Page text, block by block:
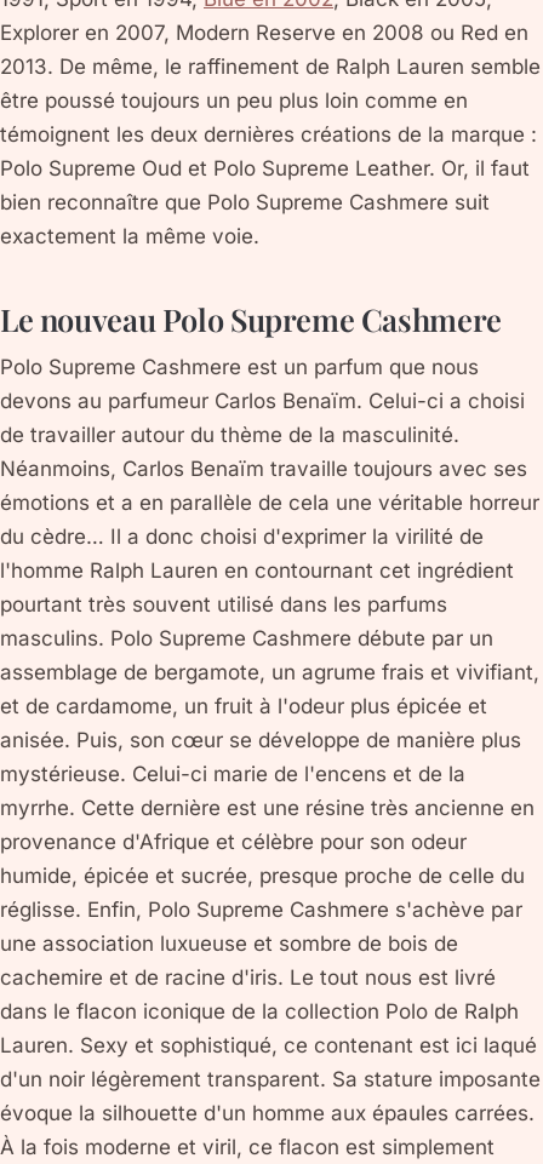
Explorer en 2007, Modern Reserve en 2008 ou Red en
2013. De même, le raffinement de Ralph Lauren semble
être poussé toujours un peu plus loin comme en
témoignent les deux dernières créations de la marque :
Polo Supreme Oud et Polo Supreme Leather. Or, il faut
bien reconnaître que Polo Supreme Cashmere suit
exactement la même voie.
Le nouveau Polo Supreme Cashmere
Polo Supreme Cashmere est un parfum que nous
devons au parfumeur Carlos Benaïm. Celui-ci a choisi
de travailler autour du thème de la masculinité.
Néanmoins, Carlos Benaïm travaille toujours avec ses
émotions et a en parallèle de cela une véritable horreur
du cèdre… Il a donc choisi d'exprimer la virilité de
l'homme Ralph Lauren en contournant cet ingrédient
pourtant très souvent utilisé dans les parfums
masculins. Polo Supreme Cashmere débute par un
assemblage de bergamote, un agrume frais et vivifiant,
et de cardamome, un fruit à l'odeur plus épicée et
anisée. Puis, son cœur se développe de manière plus
mystérieuse. Celui-ci marie de l'encens et de la
myrrhe. Cette dernière est une résine très ancienne en
provenance d'Afrique et célèbre pour son odeur
humide, épicée et sucrée, presque proche de celle du
réglisse. Enfin, Polo Supreme Cashmere s'achève par
une association luxueuse et sombre de bois de
cachemire et de racine d'iris. Le tout nous est livré
dans le flacon iconique de la collection Polo de Ralph
Lauren. Sexy et sophistiqué, ce contenant est ici laqué
d'un noir légèrement transparent. Sa stature imposante
évoque la silhouette d'un homme aux épaules carrées.
À la fois moderne et viril, ce flacon est simplement